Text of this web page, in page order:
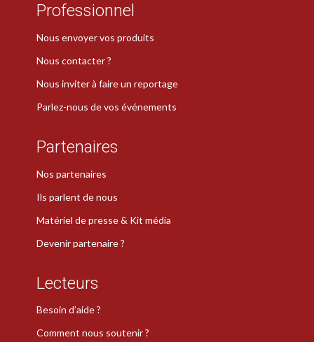
Professionnel
Nous envoyer vos produits
Nous contacter ?
Nous inviter à faire un reportage
Parlez-nous de vos événements
Partenaires
Nos partenaires
Ils parlent de nous
Matériel de presse & Kit média
Devenir partenaire ?
Lecteurs
Besoin d’aide ?
Comment nous soutenir ?